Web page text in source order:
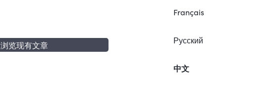
Français
Русский
中文
浏览现有文章